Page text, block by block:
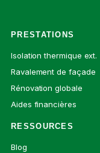
PRESTATIONS
Isolation thermique ext.
Ravalement de façade
Rénovation globale
Aides financières
RESSOURCES
Blog